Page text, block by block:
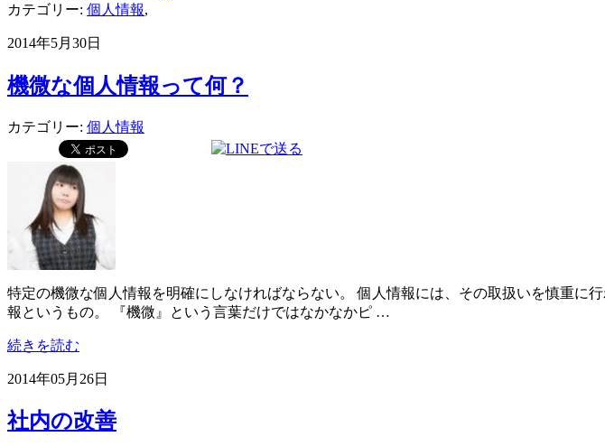
カテゴリー: 個人情報,
2014年5月30日
機微な個人情報って何？
カテゴリー: 個人情報
特定の機微な個人情報を明確にしなければならない。 個人情報には、その取扱いを慎重
報というもの。 『機微』という言葉だけではなかなかピ …
続きを読む
2014年05月26日
社内の改善